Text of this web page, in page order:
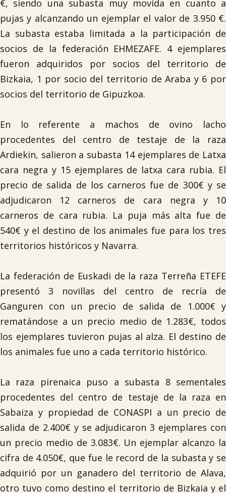
€, siendo una subasta muy movida en cuanto a
pujas y alcanzando un ejemplar el valor de 3.950 €.
La subasta estaba limitada a la participación de
socios de la federación EHMEZAFE. 4 ejemplares
fueron adquiridos por socios del territorio de
Bizkaia, 1 por socio del territorio de Araba y 6 por
socios del territorio de Gipuzkoa.
En lo referente a machos de ovino lacho
procedentes del centro de testaje de la raza
Ardiekin, salieron a subasta 14 ejemplares de Latxa
cara negra y 15 ejemplares de latxa cara rubia. El
precio de salida de los carneros fue de 300€ y se
adjudicaron 12 carneros de cara negra y 10
carneros de cara rubia. La puja más alta fue de
540€ y el destino de los animales fue para los tres
territorios históricos y Navarra.
La federación de Euskadi de la raza Terreña ETEFE
presentó 3 novillas del centro de recría de
Ganguren con un precio de salida de 1.000€ y
rematándose a un precio medio de 1.283€, todos
los ejemplares tuvieron pujas al alza. El destino de
los animales fue uno a cada territorio histórico.
La raza pirenaica puso a subasta 8 sementales
procedentes del centro de testaje de la raza en
Sabaiza y propiedad de CONASPI a un precio de
salida de 2.400€ y se adjudicaron 3 ejemplares con
un precio medio de 3.083€. Un ejemplar alcanzo la
cifra de 4.050€, que fue le record de la subasta y se
adquirió por un ganadero del territorio de Alava,
otro tuvo como destino el territorio de Bizkaia y el